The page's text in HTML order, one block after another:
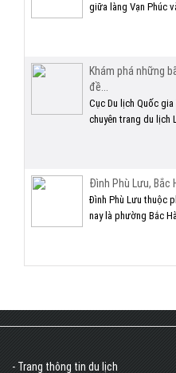
giữa làng Vạn Phúc
Khám phá những
đề...
Cục Du lịch Quốc
chuyên trang du lịch
Đình Phù Lưu, Bắc
Đình Phù Lưu thuộc
nay là phường Bắc
- Trang thông tin du lịch